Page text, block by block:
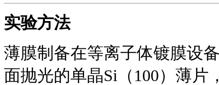
实验方法
薄膜制备在等离子体镀膜设
面抛光的单晶Si（100）薄片